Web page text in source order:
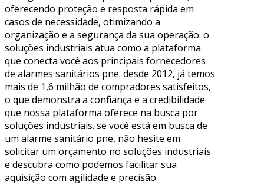
oferecendo proteção e resposta rápida em
casos de necessidade, otimizando a
organização e a segurança da sua operação. o
soluções industriais atua como a plataforma
que conecta você aos principais fornecedores
de alarmes sanitários pne. desde 2012, já temos
mais de 1,6 milhão de compradores satisfeitos,
o que demonstra a confiança e a credibilidade
que nossa plataforma oferece na busca por
soluções industriais. se você está em busca de
um alarme sanitário pne, não hesite em
solicitar um orçamento no soluções industriais
e descubra como podemos facilitar sua
aquisição com agilidade e precisão.